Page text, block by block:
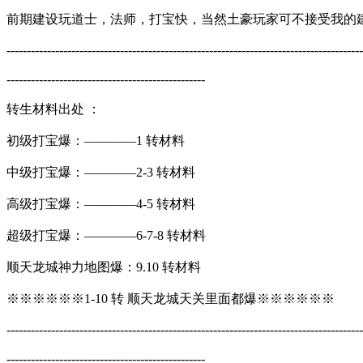
前期建设玩道士，法师，打宝快，当然土豪玩家可不接受我的
-------------------------------------------------
转生材料出处 ：
初级打宝爆：————1 转材料
中级打宝爆：————2-3 转材料
高级打宝爆：————4-5 转材料
超级打宝爆：————6-7-8 转材料
顺天龙城神力地图爆：9.10 转材料
※※※※※※1-10 转 顺天龙城天关里面都爆※※※※※※
-------------------------------------------------